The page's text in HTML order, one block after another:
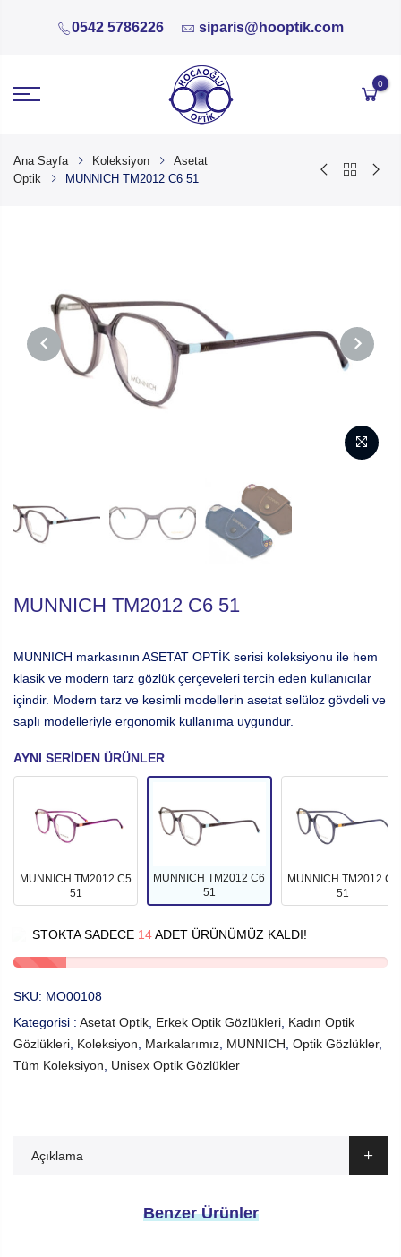
0542 5786226 siparis@hooptik.com
0
Ana Sayfa Koleksiyon
Asetat
Optik
MUNNICH TM2012 C6 51
PREVIOUS
MUNNICH TM2012 C6 51
MUNNICH markasının ASETAT OPTİK serisi koleksiyonu ile hem
klasik ve modern tarz gözlük çerçeveleri tercih eden kullanıcılar
içindir. Modern tarz ve kesimli modellerin asetat selüloz gövdeli ve
saplı modelleriyle ergonomik kullanıma uygundur.
AYNI SERIDEN ÜRÜNLER
MUNNICH TM2012 C5
51
MUNNICH TM2012 C6
51
MUNNICH TM2012 C4
51
STOKTA SADECE 14ADET ÜRÜNÜMÜZ KALDI!
SKU: MO00108
Kategorisi : Asetat Optik Erkek Optik Gözlükleri Kadın Optik
Gözlükleri Koleksiyon Markalarımız MUNNICH Optik Gözlükler,
Tüm Koleksiyon
Unisex Optik Gözlükler
Açıklama
Benzer Ürünler